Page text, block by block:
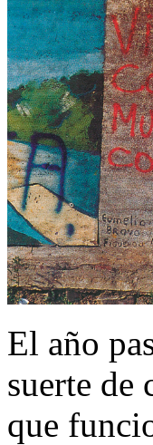
El año
suerte de
que